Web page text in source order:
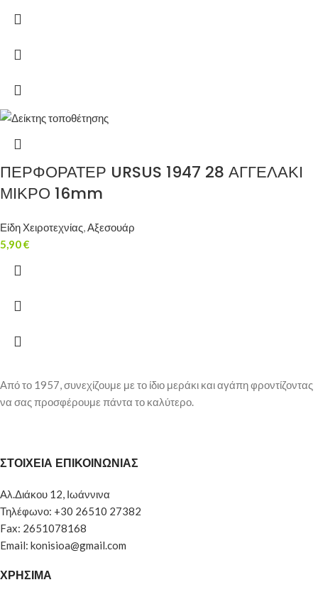
ΠΕΡΦΟΡΑΤΕΡ URSUS 1947 28 ΑΓΓΕΛΑΚΙ
ΜΙΚΡΟ 16mm
Είδη Χειροτεχνίας,Αξεσουάρ
5,90€
Από το 1957, συνεχίζουμε με το ίδιο μεράκι και αγάπη φροντίζοντας
να σας προσφέρουμε πάντα το καλύτερο.
ΣΤΟΙΧΕΙΑ ΕΠΙΚΟΙΝΩΝΙΑΣ
Αλ.Διάκου 12, Ιωάννινα
Τηλέφωνο: +30 26510 27382
Fax: 2651078168
Email: konisioa@gmail.com
ΧΡΗΣΙΜΑ